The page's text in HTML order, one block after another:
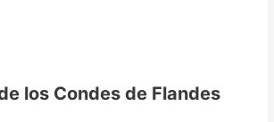
los Condes de Flandes